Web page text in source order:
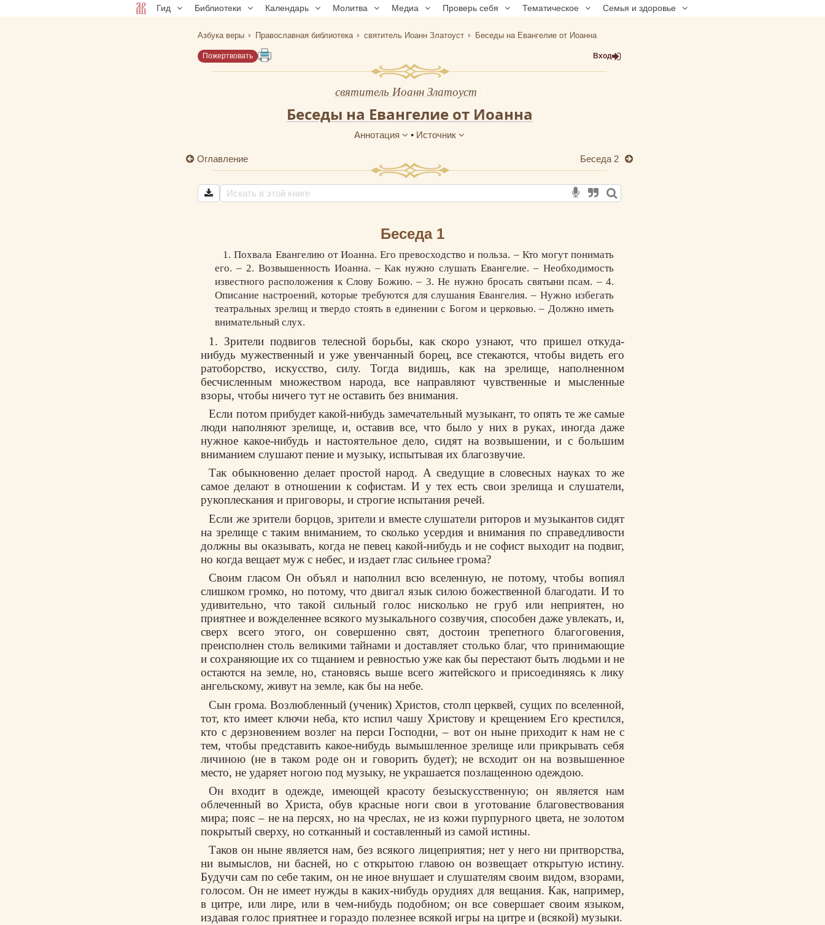
Гид Библиотеки Календарь Молитва Медиа Проверь себя Тематическое Семья и здоровье
Азбука веры Православная библиотека святитель Иоанн Златоуст Беседы на Евангелие от Иоанна
Пожертвовать Вход
святитель Иоанн Златоуст
Беседы на Евангелие от Иоанна
Аннотация • Источник
Оглавление Беседа 2
Беседа 1
1. Похвала Евангелию от Иоанна. Его превосходство и польза. – Кто могут понимать
его. – 2. Возвышенность Иоанна. – Как нужно слушать Евангелие. – Необходимость
известного расположения к Слову Божию. – 3. Не нужно бросать святыни псам. – 4.
Описание настроений, которые требуются для слушания Евангелия. – Нужно избегать
театральных зрелищ и твердо стоять в единении с Богом и церковью. – Должно иметь
внимательный слух.
1. Зрители подвигов телесной борьбы, как скоро узнают, что пришел откуда-
нибудь мужественный и уже увенчанный борец, все стекаются, чтобы видеть его
ратоборство, искусство, силу. Тогда видишь, как на зрелище, наполненном
бесчисленным множеством народа, все направляют чувственные и мысленные
взоры, чтобы ничего тут не оставить без внимания.
Если потом прибудет какой-нибудь замечательный музыкант, то опять те же самые
люди наполняют зрелище, и, оставив все, что было у них в руках, иногда даже
нужное какое-нибудь и настоятельное дело, сидят на возвышении, и с большим
вниманием слушают пение и музыку, испытывая их благозвучие.
Так обыкновенно делает простой народ. А сведущие в словесных науках то же
самое делают в отношении к софистам. И у тех есть свои зрелища и слушатели,
рукоплескания и приговоры, и строгие испытания речей.
Если же зрители борцов, зрители и вместе слушатели риторов и музыкантов сидят
на зрелище с таким вниманием, то сколько усердия и внимания по справедливости
должны вы оказывать, когда не певец какой-нибудь и не софист выходит на подвиг,
но когда вещает муж с небес, и издает глас сильнее грома?
Своим гласом Он объял и наполнил всю вселенную, не потому, чтобы вопиял
слишком громко, но потому, что двигал язык силою божественной благодати. И то
удивительно, что такой сильный голос нисколько не груб или неприятен, но
приятнее и вожделеннее всякого музыкального созвучия, способен даже увлекать, и,
сверх всего этого, он совершенно свят, достоин трепетного благоговения,
преисполнен столь великими тайнами и доставляет столько благ, что принимающие
и сохраняющие их со тщанием и ревностью уже как бы перестают быть людьми и не
остаются на земле, но, становясь выше всего житейского и присоединяясь к лику
ангельскому, живут на земле, как бы на небе.
Сын грома. Возлюбленный (ученик) Христов, столп церквей, сущих по вселенной,
тот, кто имеет ключи неба, кто испил чашу Христову и крещением Его крестился,
кто с дерзновением возлег на перси Господни, – вот он ныне приходит к нам не с
тем, чтобы представить какое-нибудь вымышленное зрелище или прикрывать себя
личиною (не в таком роде он и говорить будет); не всходит он на возвышенное
место, не ударяет ногою под музыку, не украшается позлащенною одеждою.
Он входит в одежде, имеющей красоту безыскусственную; он является нам
облеченный во Христа, обув красные ноги свои в уготование благовествования
мира; пояс – не на персях, но на чреслах, не из кожи пурпурного цвета, не золотом
покрытый сверху, но сотканный и составленный из самой истины.
Таков он ныне является нам, без всякого лицеприятия; нет у него ни притворства,
ни вымыслов, ни басней, но с открытою главою он возвещает открытую истину.
Будучи сам по себе таким, он не иное внушает и слушателям своим видом, взорами,
голосом. Он не имеет нужды в каких-нибудь орудиях для вещания. Как, например,
в цитре, или лире, или в чем-нибудь подобном; он все совершает своим языком,
издавая голос приятнее и гораздо полезнее всякой игры на цитре и (всякой) музыки.